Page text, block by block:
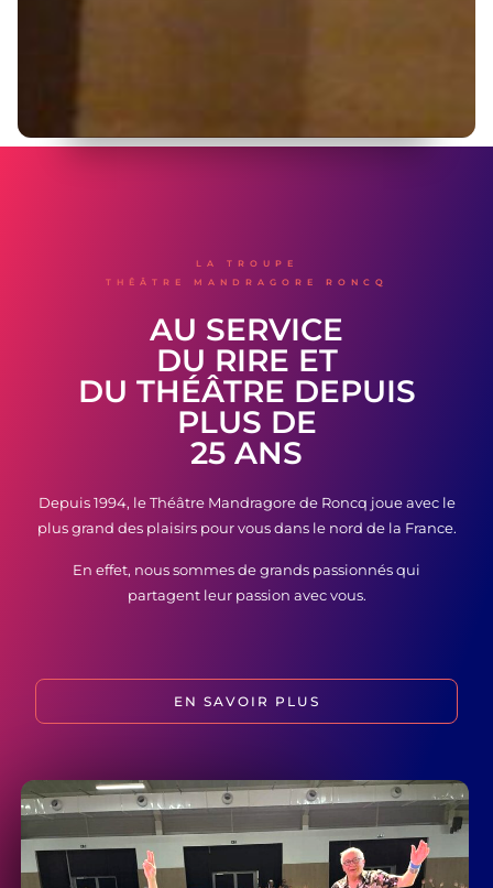
LA TROUPE
THÊÂTRE MANDRAGORE RONCQ
AU SERVICE
DU RIRE ET
DU THÉÂTRE DEPUIS
PLUS DE
25 ANS
Depuis 1994, le Théâtre Mandragore de Roncq joue avec le
plus grand des plaisirs pour vous dans le nord de la France.
En effet, nous sommes de grands passionnés qui
partagent leur passion avec vous.
EN SAVOIR PLUS